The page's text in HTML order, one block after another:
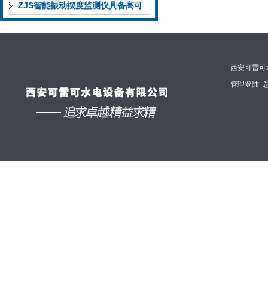
ZJS智能振动摆度监测仪具备高可
靠性与自诊断能力
西安可雷
管理登陆